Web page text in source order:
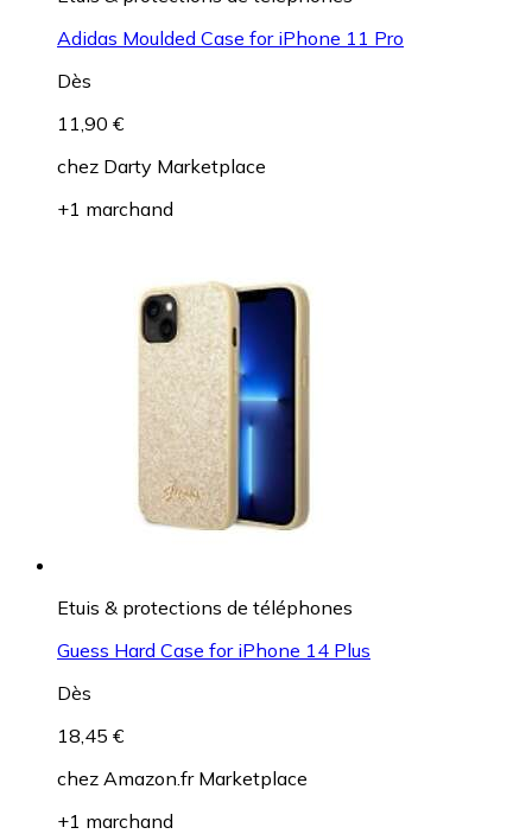
Adidas Moulded Case for iPhone 11 Pro
Dès
11,90 €
chez Darty Marketplace
+1 marchand
Etuis & protections de téléphones
Guess Hard Case for iPhone 14 Plus
Dès
18,45 €
chez Amazon.fr Marketplace
+1 marchand